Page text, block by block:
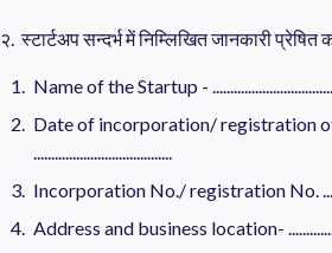
२. स्टार्टअप सन्दर्भ में निम्लिखित जानकारी प्रेषित
Name of the Startup -
Date of incorporation/ registration
.......................................
Incorporation No./ registration No.
Address and business location-